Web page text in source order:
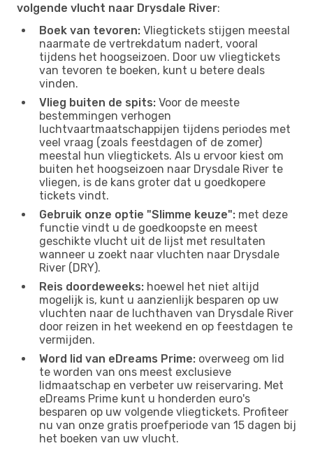
volgende vlucht naar Drysdale River:
Boek van tevoren: Vliegtickets stijgen meestal
naarmate de vertrekdatum nadert, vooral
tijdens het hoogseizoen. Door uw vliegtickets
van tevoren te boeken, kunt u betere deals
vinden.
Vlieg buiten de spits: Voor de meeste
bestemmingen verhogen
luchtvaartmaatschappijen tijdens periodes met
veel vraag (zoals feestdagen of de zomer)
meestal hun vliegtickets. Als u ervoor kiest om
buiten het hoogseizoen naar Drysdale River te
vliegen, is de kans groter dat u goedkopere
tickets vindt.
Gebruik onze optie "Slimme keuze": met deze
functie vindt u de goedkoopste en meest
geschikte vlucht uit de lijst met resultaten
wanneer u zoekt naar vluchten naar Drysdale
River (DRY).
Reis doordeweeks: hoewel het niet altijd
mogelijk is, kunt u aanzienlijk besparen op uw
vluchten naar de luchthaven van Drysdale River
door reizen in het weekend en op feestdagen te
vermijden.
Word lid van eDreams Prime: overweeg om lid
te worden van ons meest exclusieve
lidmaatschap en verbeter uw reiservaring. Met
eDreams Prime kunt u honderden euro's
besparen op uw volgende vliegtickets. Profiteer
nu van onze gratis proefperiode van 15 dagen bij
het boeken van uw vlucht.